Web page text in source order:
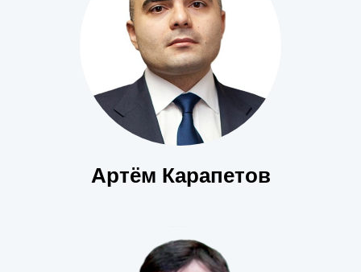
Артём Карапетов